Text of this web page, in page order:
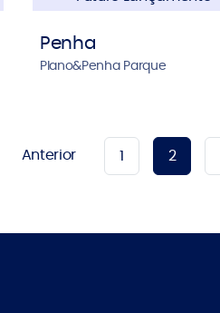
Penha
Plano&Penha Parque
Anterior 1 2